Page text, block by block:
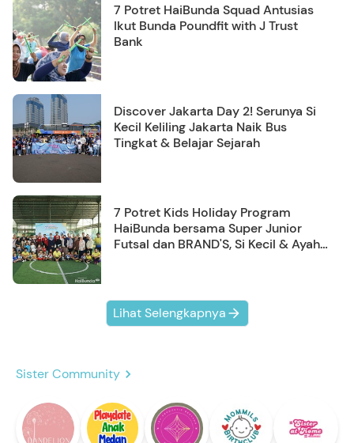
7 Potret HaiBunda Squad Antusias
Ikut Bunda Poundfit with J Trust
Bank
Discover Jakarta Day 2! Serunya Si
Kecil Keliling Jakarta Naik Bus
Tingkat & Belajar Sejarah
7 Potret Kids Holiday Program
HaiBunda bersama Super Junior
Futsal dan BRAND'S, Si Kecil & Ayah
Lihat Selengkapnya
Sister Community